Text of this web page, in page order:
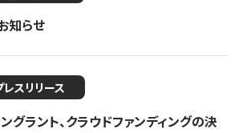
知らせ
レスリリース
グラント、クラウドファンディングの決